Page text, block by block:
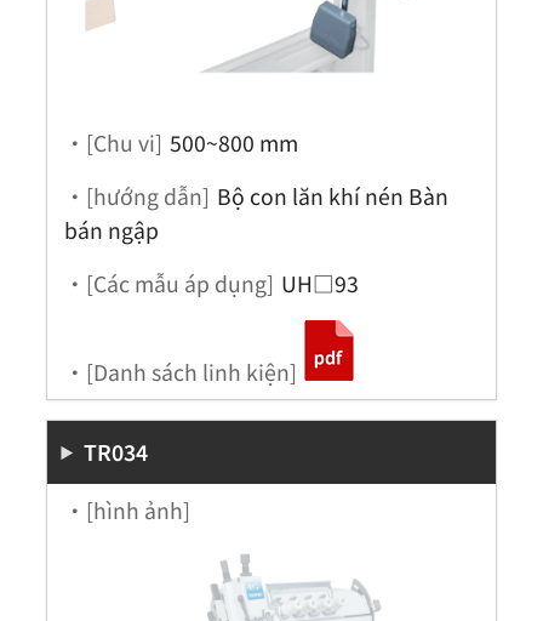
・[Chu vi] 500~800 mm
・[hướng dẫn] Bộ con lăn khí nén Bàn
bán ngập
・[Các mẫu áp dụng] UH□93
・[Danh sách linh kiện]
TR034
・[hình ảnh]